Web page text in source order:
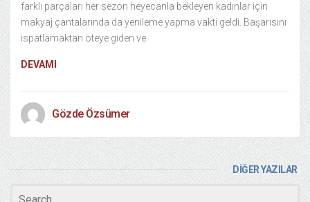
farklı parçaları her sezon heyecanla bekleyen kadınlar için
makyaj çantalarında da yenileme yapma vakti geldi. Başarısını
ispatlamaktan öteye giden ve
DEVAMI
Gözde Özsümer
DİĞER YAZILAR